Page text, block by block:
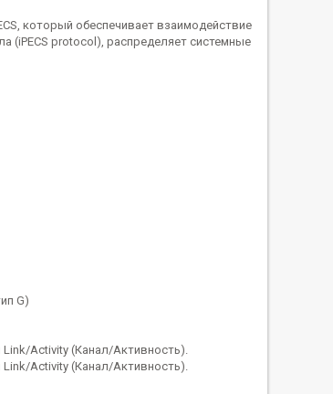
который обеспечивает взаимодействие
(iPECS protocol), распределяет системные
G)
Activity (Канал/Активность).
Activity (Канал/Активность).